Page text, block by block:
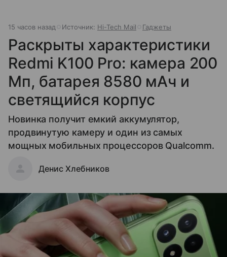
15 часов назад Источник: Hi-Tech Mail Гаджеты
Раскрыты характеристики
Redmi K100 Pro: камера 200
Мп, батарея 8580 мАч и
светящийся корпус
Новинка получит емкий аккумулятор,
продвинутую камеру и один из самых
мощных мобильных процессоров Qualcomm.
Денис Хлебников